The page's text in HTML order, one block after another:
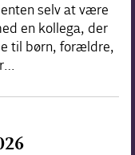
selv at være
en kollega, der
til børn, forældre,